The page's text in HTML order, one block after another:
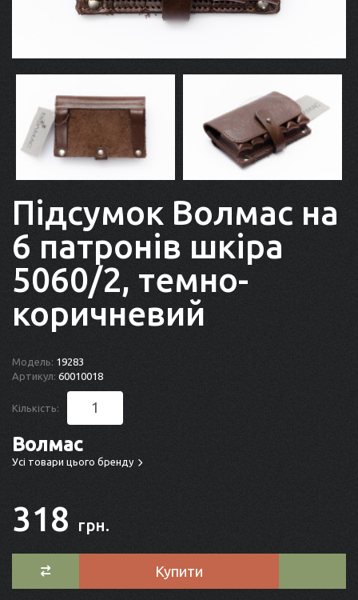
Підсумок Волмас на
6 патронів шкіра
5060/2, темно-
коричневий
Модель: 19283
Артикул: 60010018
Кількість:
Волмас
Усі товари цього бренду
318 грн.
Купити